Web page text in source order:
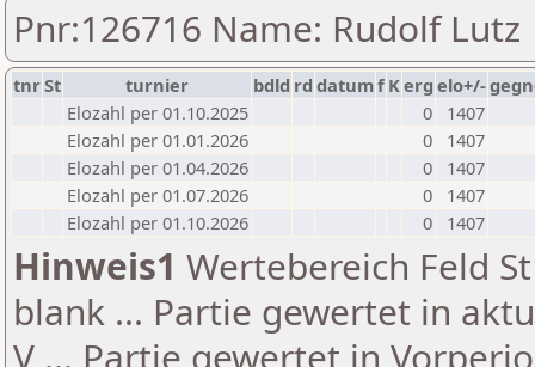
Pnr:126716 Name: Rudolf Lutz
tnrSt turnier bdld rd datumf Kerg elo+/-
Elozahl per 01.10.2025
0
1407
Elozahl per 01.01.2026
0
1407
Elozahl per 01.04.2026
0
1407
Elozahl per 01.07.2026
0
1407
Elozahl per 01.10.2026
0 1407
Hinweis1 Wertebereich Feld
blank ... Partie gewertet in
V ... Partie gewertet in